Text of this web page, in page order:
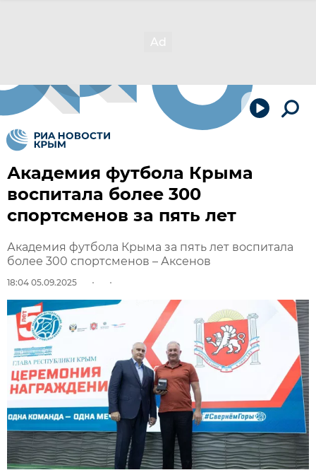
Академия футбола Крыма
воспитала более 300
спортсменов за пять лет
Академия футбола Крыма за пять лет воспитала
более 300 спортсменов – Аксенов
18:04 05.09.2025